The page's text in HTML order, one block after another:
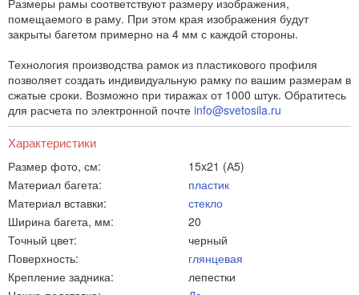
Размеры рамы соответствуют размеру изображения,
помещаемого в раму. При этом края изображения будут
закрыты багетом примерно на 4 мм с каждой стороны.
Технология производства рамок из пластикового профиля
позволяет создать индивидуальную рамку по вашим размерам в
сжатые сроки. Возможно при тиражах от 1000 штук. Обратитесь
для расчета по электронной почте info@svetosila.ru
Характеристики
Размер фото, см:
15x21 (А5)
Материал багета:
пластик
Материал вставки:
стекло
Ширина багета, мм:
20
Точный цвет:
черный
Поверхность:
глянцевая
Крепление задника:
лепестки